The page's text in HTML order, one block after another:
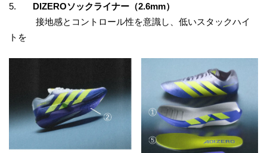
5. DIZEROソックライナー（2.6mm）
接地感とコントロール性を意識し、低いスタックハイ
トを